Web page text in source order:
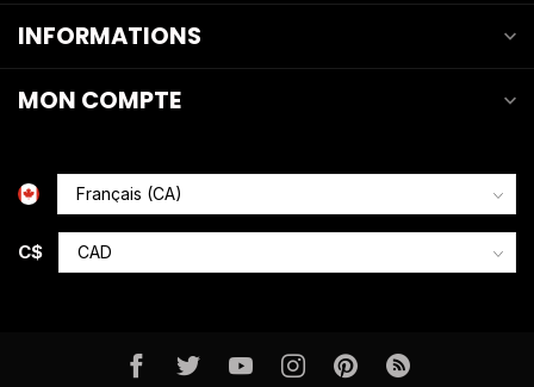
INFORMATIONS
MON COMPTE
C$